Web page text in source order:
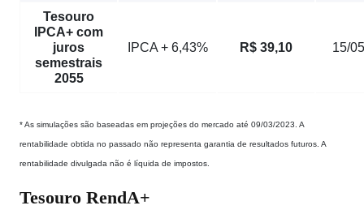
Tesouro
IPCA+ com
juros
semestrais
2055
IPCA + 6,43% R$ 39,10 15/
* As simulações são baseadas em projeções do mercado até 09/03/2023. A
rentabilidade obtida no passado não representa garantia de resultados futuros. A
rentabilidade divulgada não é líquida de impostos.
Tesouro RendA+